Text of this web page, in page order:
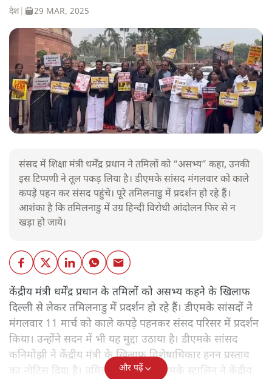
देश 29 MAR, 2025
संसद में शिक्षा मंत्री धर्मेंद्र प्रधान ने तमिलों को “असभ्य” कहा, उनकी
इस टिप्पणी ने तूल पकड़ लिया है। डीएमके सांसद मंगलवार को काले
कपड़े पहन कर संसद पहुंचे। पूरे तमिलनाडु में प्रदर्शन हो रहे हैं।
आशंका है कि तमिलनाडु में उग्र हिन्दी विरोधी आंदोलन फिर से न
खड़ा हो जाये।
केंद्रीय मंत्री धर्मेंद्र प्रधान के तमिलों को असभ्य कहने के खिलाफ
दिल्ली से लेकर तमिलनाडु में प्रदर्शन हो रहे हैं। डीएमके सांसदों ने
मंगलवार 11 मार्च को काले कपड़े पहनकर संसद परिसर में प्रदर्शन
किया। उन्होंने सदन में भी यह मुद्दा उठाया है। डीएमके सांसद
कनिमोझी ने केंद्रीय मंत्री के खिलाफ विशेषाधिकार हनन प्रस्ताव
का नोटिस दिया है। तमिलनाडु के सीएम एमके स्टालिन ने केंद्रीय
और पढ़ें